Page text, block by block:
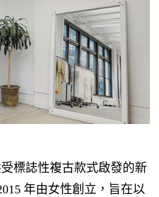
標誌性複古款式啟發的新
年由女性創立，旨在以